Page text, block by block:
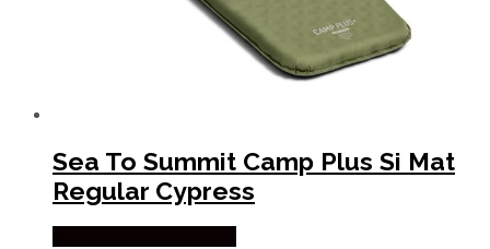
Sea To Summit Camp Plus Si Mat
Regular Cypress